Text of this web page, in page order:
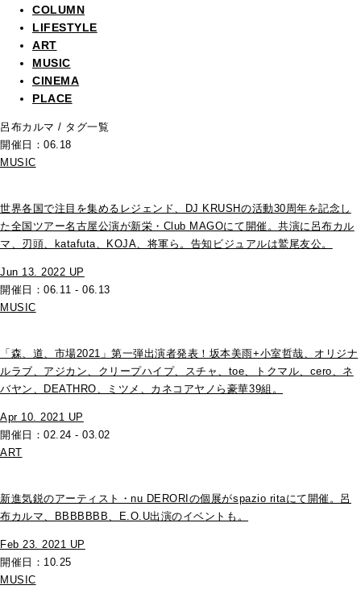
COLUMN
LIFESTYLE
ART
MUSIC
CINEMA
PLACE
呂布カルマ / タグ一覧
開催日：06.18
MUSIC
世界各国で注目を集めるレジェンド、DJ KRUSHの活動30周年を記念し
た全国ツアー名古屋公演が新栄・Club MAGOにて開催。共演に呂布カル
マ、刃頭、katafuta、KOJA、将軍ら。告知ビジュアルは鷲尾友公。
Jun 13. 2022 UP
開催日：06.11 - 06.13
MUSIC
「森、道、市場2021」第一弾出演者発表！坂本美雨+小室哲哉、オリジナ
ルラブ、アジカン、クリープハイプ、スチャ、toe、トクマル、cero、ネ
バヤン、DEATHRO、ミツメ、カネコアヤノら豪華39組。
Apr 10. 2021 UP
開催日：02.24 - 03.02
ART
新進気鋭のアーティスト・nu DERORIの個展がspazio ritaにて開催。呂
布カルマ、BBBBBBB、E.O.U出演のイベントも。
Feb 23. 2021 UP
開催日：10.25
MUSIC